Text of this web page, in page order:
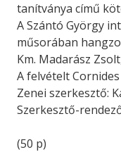
tanítványa című
A Szántó György
műsorában
Km. Madarász
A felvételt
Zenei szerkesztő:
Szerkesztő-
(50 p)